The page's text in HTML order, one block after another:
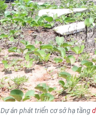
Dự án phát triển cơ sở hạ tầng